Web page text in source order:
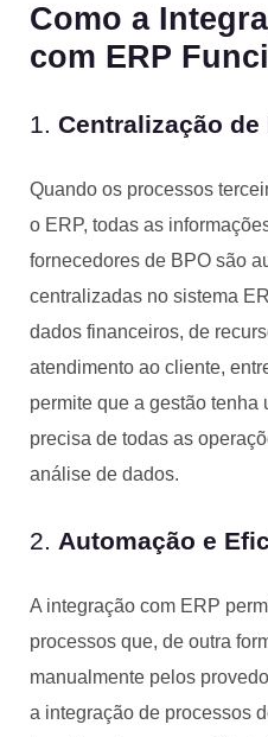
Como a
com ERP
1. Centralização de
Quando os processos
o ERP, todas as
fornecedores de BPO são
centralizadas no sistema
dados financeiros, de
atendimento ao cliente,
permite que a gestão tenha
precisa de todas as
análise de dados.
2. Automação e
A integração com ERP
processos que, de outra
manualmente pelos
a integração de processos